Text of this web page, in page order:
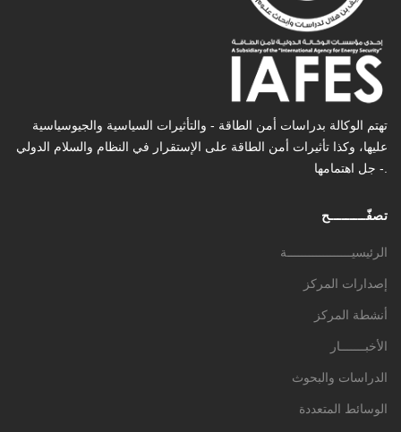
تهتم الوكالة بدراسات أمن الطاقة - والتأثیرات السیاسیة والجیوسیاسیة
عليها، وكذا تأثیرات أمن الطاقة على الإستقرار في النظام والسلام الدولي
- جل اهتمامها.
تصفّـــــــــح
الرئيسيــــــــــــــــــة
إصدارات المركز
أنشطة المركز
الأخبـــــــار
الدراسات والبحوث
الوسائط المتعددة